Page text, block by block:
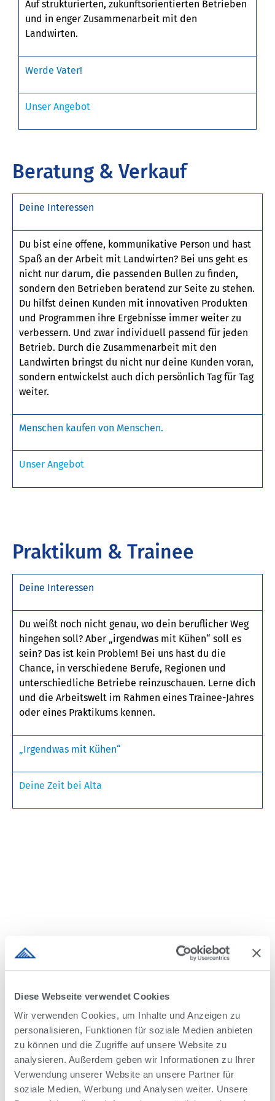
Diese Webseite verwendet Cookies
Wir verwenden Cookies, um Inhalte und Anzeigen zu
personalisieren, Funktionen für soziale Medien anbieten
zu können und die Zugriffe auf unsere Website zu
analysieren. Außerdem geben wir Informationen zu Ihrer
Verwendung unserer Website an unsere Partner für
soziale Medien, Werbung und Analysen weiter. Unsere
Auf strukturierten, zukunftsorientierten Betrieben
und in enger Zusammenarbeit mit den
Landwirten.
Werde Vater!
Unser Angebot
Beratung & Verkauf
Deine Interessen
Du bist eine offene, kommunikative Person und hast
Spaß an der Arbeit mit Landwirten? Bei uns geht es
nicht nur darum, die passenden Bullen zu finden,
sondern den Betrieben beratend zur Seite zu stehen.
Du hilfst deinen Kunden mit innovativen Produkten
und Programmen ihre Ergebnisse immer weiter zu
verbessern. Und zwar individuell passend für jeden
Betrieb. Durch die Zusammenarbeit mit den
Landwirten bringst du nicht nur deine Kunden voran,
sondern entwickelst auch dich persönlich Tag für Tag
weiter.
Menschen kaufen von Menschen.
Unser Angebot
Praktikum & Trainee
Deine Interessen
Du weißt noch nicht genau, wo dein beruflicher Weg
hingehen soll? Aber „irgendwas mit Kühen“ soll es
sein? Das ist kein Problem! Bei uns hast du die
Chance, in verschiedene Berufe, Regionen und
unterschiedliche Betriebe reinzuschauen. Lerne dich
und die Arbeitswelt im Rahmen eines Trainee-Jahres
oder eines Praktikums kennen.
„Irgendwas mit Kühen“
Deine Zeit bei Alta
Deine individuelle Chance
Region ist aktuell keine Stelle ausgeschrieben?
Bewirb dich trotzdem bei uns!
Wir sind immer auf der Suche nach neuen Kollegen
mit einer große Leidenschaft für die
Milchviehindustrie und der Motivation, sich stetig